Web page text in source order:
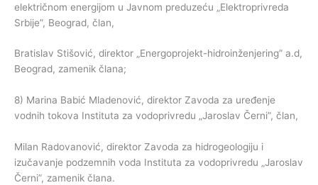
električnom energijom u Javnom preduzeću „Elektroprivreda
Srbije”, Beograd, član,
Bratislav Stišović, direktor „Energoprojekt-hidroinženjering” a.d,
Beograd, zamenik člana;
8) Marina Babić Mladenović, direktor Zavoda za uređenje
vodnih tokova Instituta za vodoprivredu „Jaroslav Černi”, član,
Milan Radovanović, direktor Zavoda za hidrogeologiju i
izučavanje podzemnih voda Instituta za vodoprivredu „Jaroslav
Černi”, zamenik člana.